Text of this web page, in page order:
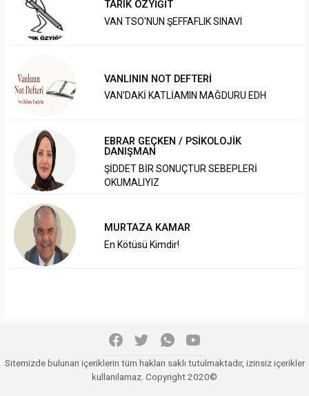
TARIK ÖZYİĞİT
VAN TSO'NUN ŞEFFAFLIK SINAVI
VANLININ NOT DEFTERİ
VAN'DAKİ KATLİAMIN MAĞDURU EDH
EBRAR GEÇKEN / PSİKOLOJİK
DANIŞMAN
ŞİDDET BİR SONUÇTUR SEBEPLERİ
OKUMALIYIZ
MURTAZA KAMAR
En Kötüsü Kimdir!
Sitemizde bulunan içeriklerin tüm hakları saklı tutulmaktadır, izinsiz içerikler
kullanılamaz. Copyright 2020©